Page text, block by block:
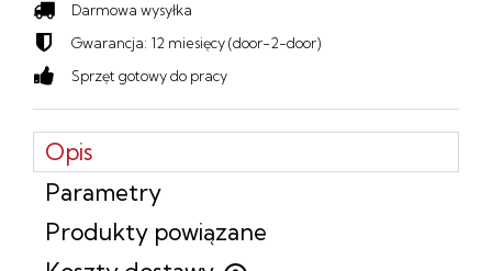
Darmowa wysyłka
Gwarancja: 12 miesięcy (door-2-door)
Sprzęt gotowy do pracy
Opis
Parametry
Produkty powiązane